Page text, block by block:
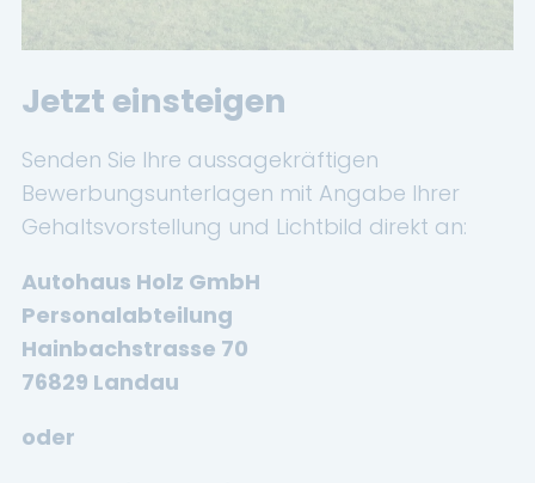
Jetzt einsteigen
Senden Sie Ihre aussagekräftigen
Bewerbungsunterlagen mit Angabe Ihrer
Gehaltsvorstellung und Lichtbild direkt an:
Autohaus Holz GmbH
Personalabteilung
Hainbachstrasse 70
76829 Landau
oder